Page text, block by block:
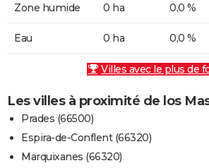
Zone humide 0 ha 0,0 %
Eau 0 ha 0,0 %
Villes avec le plus de
Les villes à proximité de los
Prades (66500)
Espira-de-Conflent (66320)
Marquixanes (66320)